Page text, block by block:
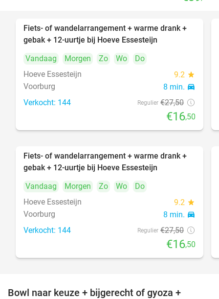
40%
Fiets- of wandelarrangement + warme drank +
gebak + 12-uurtje bij Hoeve Essesteijn
Vandaag
Morgen Zo Wo
Do
Hoeve Essesteijn
9.2 star
Voorburg 8 min. directions_car
Verkocht: 144 Regulier €27,50
€16,50
40%
Fiets- of wandelarrangement + warme drank +
gebak + 12-uurtje bij Hoeve Essesteijn
Vandaag
Morgen Zo Wo
Do
Hoeve Essesteijn
9.2 star
Voorburg 8 min. directions_car
Verkocht: 144 Regulier €27,50
€16,50
Bowl naar keuze + bijgerecht of gyoza +